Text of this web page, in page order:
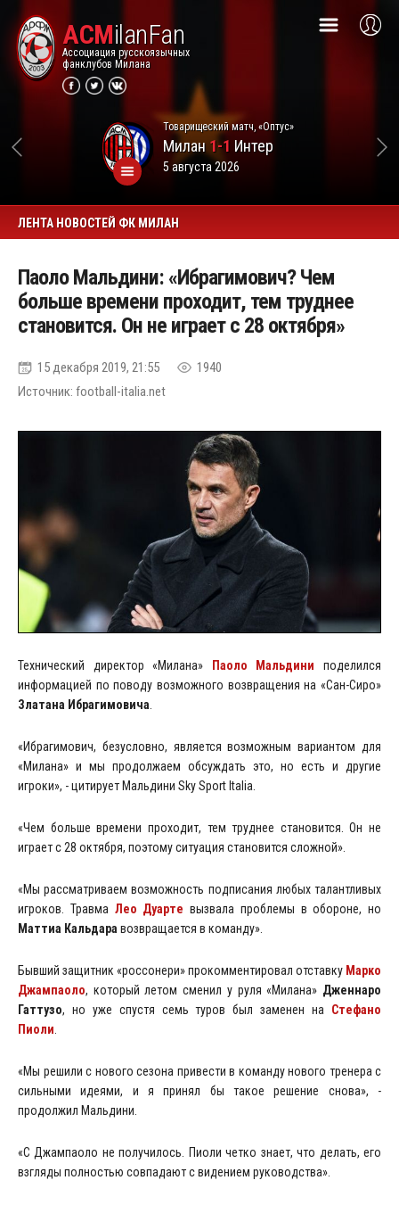
ACMilanFan
Ассоциация русскоязычных
фанклубов Милана
Товарищеский матч, «Оптус»
Милан1-1 Интер
5 августа 2026
ЛЕНТА НОВОСТЕЙ ФК МИЛАН
Паоло Мальдини: «Ибрагимович? Чем
больше времени проходит, тем труднее
становится. Он не играет с 28 октября»
15 декабря 2019, 21:55
1940
Источник: football-italia.net
Технический директор «Милана» Паоло Мальдини поделился
информацией по поводу возможного возвращения на «Сан-Сиро»
Златана Ибрагимовича
«Ибрагимович, безусловно, является возможным вариантом для
«Милана» и мы продолжаем обсуждать это, но есть и другие
игроки», - цитирует Мальдини Sky Sport Italia.
«Чем больше времени проходит, тем труднее становится. Он не
играет с 28 октября, поэтому ситуация становится сложной».
«Мы рассматриваем возможность подписания любых талантливых
игроков. Травма Лео Дуарте вызвала проблемы в обороне, но
Маттиа Кальдара возвращается в команду».
Бывший защитник «россонери» прокомментировал отставку Марко
Джампаоло, который летом сменил у руля «Милана» Дженнаро
Гаттузо, но уже спустя семь туров был заменен на Стефано
Пиоли
«Мы решили с нового сезона привести в команду нового тренера с
сильными идеями, и я принял бы такое решение снова», -
продолжил Мальдини.
«С Джампаоло не получилось. Пиоли четко знает, что делать, его
взгляды полностью совпадают с видением руководства».